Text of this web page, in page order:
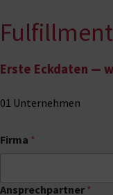
Zum Inhalt springen
Erste Eckdaten —
01 Unternehmen
Firma *
Ansprechpartner *